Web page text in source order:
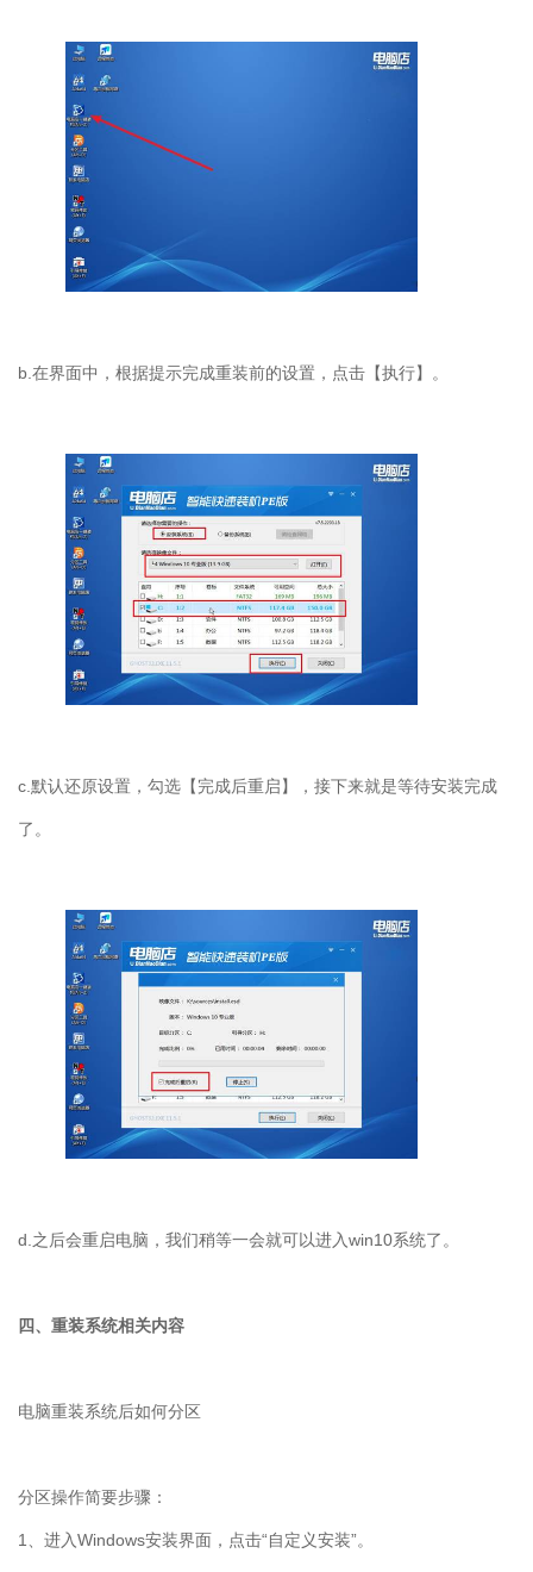
b.在界面中，根据提示完成重装前的设置，点击【执行】。
c.默认还原设置，勾选【完成后重启】，接下来就是等待安装完成
了。
d.之后会重启电脑，我们稍等一会就可以进入win10系统了。
四、重装系统相关内容
电脑重装系统后如何分区
分区操作简要步骤：
1、进入Windows安装界面，点击“自定义安装”。